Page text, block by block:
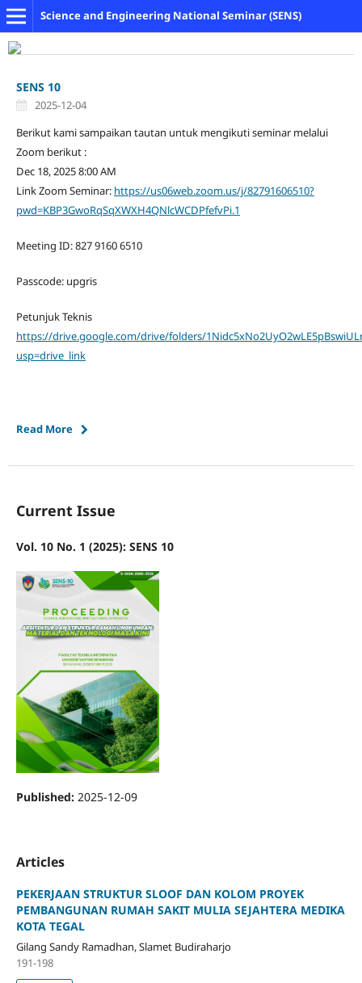
Science and Engineering National Seminar (SENS)
SENS 10
2025-12-04
Berikut kami sampaikan tautan untuk mengikuti seminar melalui
Zoom berikut :
Dec 18, 2025 8:00 AM
Link Zoom Seminar: https://us06web.zoom.us/j/82791606510?
pwd=KBP3GwoRqSqXWXH4QNlcWCDPfefvPi.1
Meeting ID: 827 9160 6510
Passcode: upgris
Petunjuk Teknis
https://drive.google.com/drive/folders/
usp=drive_link
Read More
Current Issue
Vol. 10 No. 1 (2025): SENS 10
Published: 2025-12-09
Articles
PEKERJAAN STRUKTUR SLOOF DAN KOLOM PROYEK
PEMBANGUNAN RUMAH SAKIT MULIA SEJAHTERA MEDIKA
KOTA TEGAL
Gilang Sandy Ramadhan, Slamet Budiraharjo
191-198